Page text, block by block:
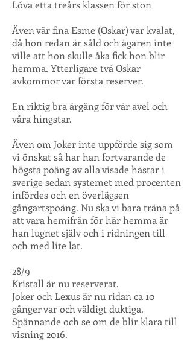
Lóva etta treårs klassen för ston
Även vår fina Esme (Oskar) var kvalat,
då hon redan är såld och ägaren inte
ville att hon skulle åka fick hon blir
hemma. Ytterligare två Oskar
avkommor var första reserver.
En riktig bra årgång för vår avel och
våra hingstar.
Även om Joker inte uppförde sig som
vi önskat så har han fortvarande de
högsta poäng av alla visade hästar i
sverige sedan systemet med procenten
infördes och en överlägsen
gångartspoäng. Nu ska vi bara träna på
att vara hemifrån för här hemma är
han lugnet själv och i ridningen till
och med lite lat.
28/9
Kristall är nu reserverat.
Joker och Lexus är nu ridan ca 10
gånger var och väldigt duktiga.
Spännande och se om de blir klara till
visning 2016.